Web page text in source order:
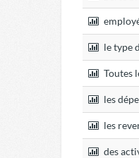
le type
Toutes
les
les
des